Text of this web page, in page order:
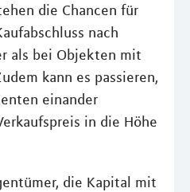
die Chancen für
nach
als bei Objekten mit
kann es passieren,
einander
in die Höhe
die Kapital mit